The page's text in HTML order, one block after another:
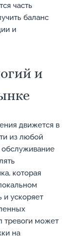
часть
баланс
и
и
движется в
из любой
которая
и ускоряет
тревоги может
на